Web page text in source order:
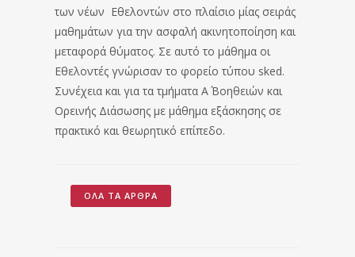
των νέων Εθελοντών στο πλαίσιο μίας σειράς
μαθημάτων για την ασφαλή ακινητοποίηση και
μεταφορά θύματος. Σε αυτό το μάθημα οι
Εθελοντές γνώρισαν το φορείο τύπου sked.
Συνέχεια και για τα τμήματα Α΄ Βοηθειών και
Ορεινής Διάσωσης με μάθημα εξάσκησης σε
πρακτικό και θεωρητικό επίπεδο.
ΌΛΑ ΤΑ ΆΡΘΡΑ